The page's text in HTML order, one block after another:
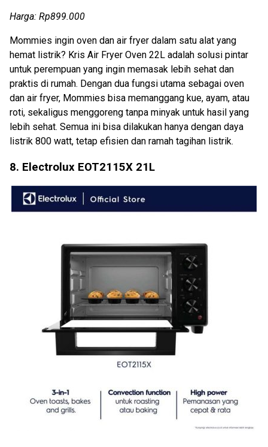
Harga: Rp899.000
Mommies ingin oven dan air fryer dalam satu alat yang
hemat listrik? Kris Air Fryer Oven 22L adalah solusi pintar
untuk perempuan yang ingin memasak lebih sehat dan
praktis di rumah. Dengan dua fungsi utama sebagai oven
dan air fryer, Mommies bisa memanggang kue, ayam, atau
roti, sekaligus menggoreng tanpa minyak untuk hasil yang
lebih sehat. Semua ini bisa dilakukan hanya dengan daya
listrik 800 watt, tetap efisien dan ramah tagihan listrik.
8. Electrolux EOT2115X 21L